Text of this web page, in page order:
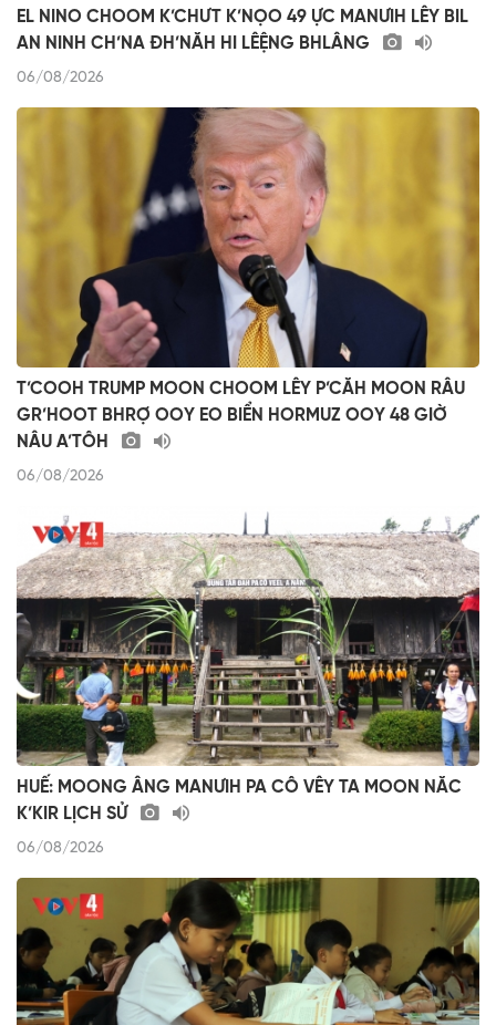
EL NINO CHOOM K’CHƯT K’NỌO 49 ỰC MANƯIH LÊY BIL
AN NINH CH’NA ĐH’NĂH HI LÊỆNG BHLÂNG
06/08/2026
T’COOH TRUMP MOON CHOOM LÊY P’CĂH MOON RÂU
GR’HOOT BHRỢ OOY EO BIỂN HORMUZ OOY 48 GIỜ
NÂU A’TÔH
06/08/2026
HUẾ: MOONG ÂNG MANƯIH PA CÔ VÊY TA MOON NĂC
K’KIR LỊCH SỬ
06/08/2026